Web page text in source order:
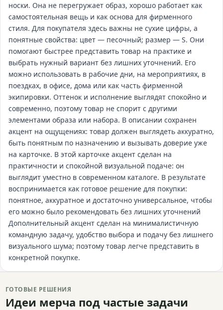
носки. Она не перегружает образ, хорошо работает как
самостоятельная вещь и как основа для фирменного
стиля. Для покупателя здесь важны не сухие цифры, а
понятные свойства: цвет — песочный; размер — S. Они
помогают быстрее представить товар на практике и
выбрать нужный вариант без лишних уточнений. Его
можно использовать в рабочие дни, на мероприятиях, в
поездках, в офисе, дома или как часть фирменной
экипировки. Оттенок и исполнение выглядят спокойно и
современно, поэтому товар не спорит с другими
элементами образа или набора. В описании сохранен
акцент на ощущениях: товар должен выглядеть аккуратно,
быть понятным по назначению и вызывать доверие уже
на карточке. В этой карточке акцент сделан на
практичности и спокойной визуальной подаче: он
выглядит уместно в современном каталоге. В результате
воспринимается как готовое решение для покупки:
понятное, аккуратное и достаточно универсальное, чтобы
его можно было рекомендовать без лишних уточнений
Дополнительный акцент сделан на минималистичную
командную задачу, удобство выбора и подачу без лишнего
визуального шума; поэтому товар легче представить в
конкретной покупке.
ГОТОВЫЕ РЕШЕНИЯ
Идеи мерча под частые задачи